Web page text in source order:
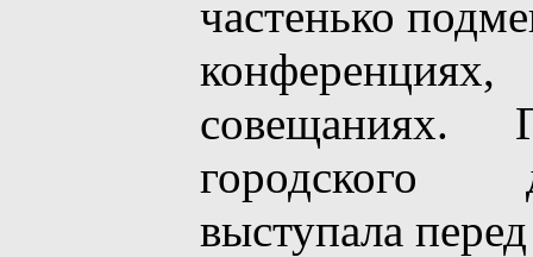
частенько
совещаниях.
городского
выступала